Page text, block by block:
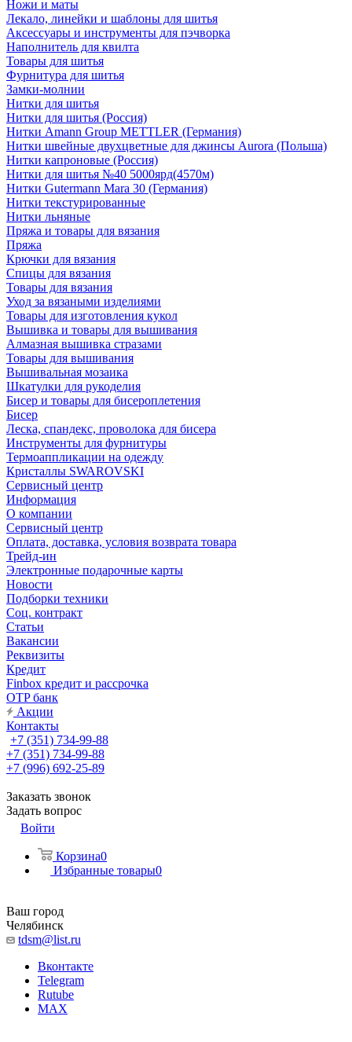
Ножи и маты
Лекало, линейки и шаблоны для шитья
Аксессуары и инструменты для пэчворка
Наполнитель для квилта
Товары для шитья
Фурнитура для шитья
Замки-молнии
Нитки для шитья
Нитки для шитья (Россия)
Нитки Amann Group METTLER (Германия)
Нитки швейные двухцветные для джинсы Aurora (Польша)
Нитки капроновые (Россия)
Нитки для шитья №40 5000ярд(4570м)
Нитки Gutermann Mara 30 (Германия)
Нитки текстурированные
Нитки льняные
Пряжа и товары для вязания
Пряжа
Крючки для вязания
Спицы для вязания
Товары для вязания
Уход за вязаными изделиями
Товары для изготовления кукол
Вышивка и товары для вышивания
Алмазная вышивка стразами
Товары для вышивания
Вышивальная мозаика
Шкатулки для рукоделия
Бисер и товары для бисероплетения
Бисер
Леска, спандекс, проволока для бисера
Инструменты для фурнитуры
Термоаппликации на одежду
Кристаллы SWAROVSKI
Сервисный центр
Информация
О компании
Сервисный центр
Оплата, доставка, условия возврата товара
Трейд-ин
Электронные подарочные карты
Новости
Подборки техники
Соц. контракт
Статьи
Вакансии
Реквизиты
Кредит
Finbox кредит и рассрочка
OTP банк
Акции
Контакты
+7 (351) 734-99-88
+7 (351) 734-99-88
+7 (996) 692-25-89
Заказать звонок
Задать вопрос
Войти
Корзина0
Избранные товары0
Ваш город
Челябинск
tdsm@list.ru
Вконтакте
Telegram
Rutube
MAX